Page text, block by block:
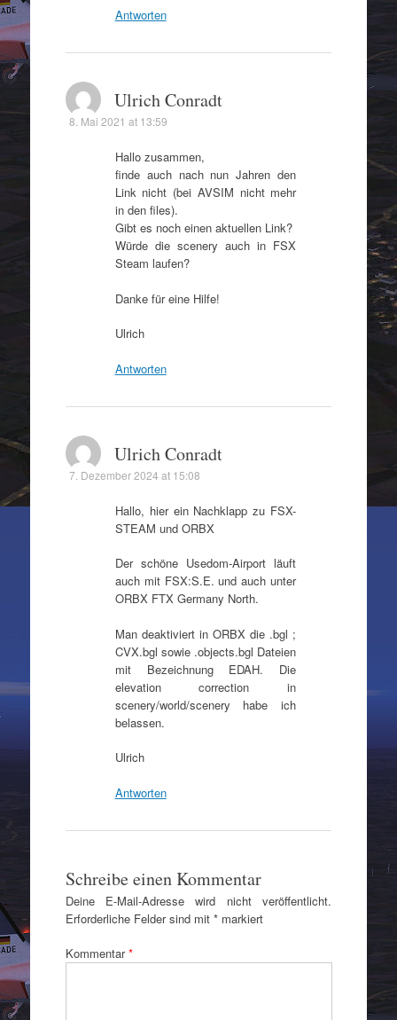
Antworten
Ulrich Conradt
8. Mai 2021 at 13:59
Hallo zusammen,
finde auch nach nun Jahren den
Link nicht (bei AVSIM nicht mehr
in den files).
Gibt es noch einen aktuellen Link?
Würde die scenery auch in FSX
Steam laufen?
Danke für eine Hilfe!
Ulrich
Antworten
Ulrich Conradt
7. Dezember 2024 at 15:08
Hallo, hier ein Nachklapp zu FSX-
STEAM und ORBX
Der schöne Usedom-Airport läuft
auch mit FSX:S.E. und auch unter
ORBX FTX Germany North.
Man deaktiviert in ORBX die .bgl ;
CVX.bgl sowie .objects.bgl Dateien
mit Bezeichnung EDAH. Die
elevation correction in
scenery/world/scenery habe ich
belassen.
Ulrich
Antworten
Schreibe einen Kommentar
Deine E-Mail-Adresse wird nicht veröffentlicht.
Erforderliche Felder sind mit *markiert
Kommentar*